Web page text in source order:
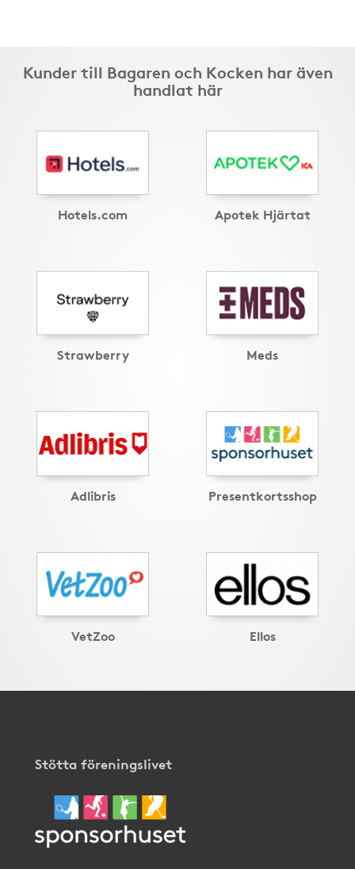
Kunder till Bagaren och Kocken har även
handlat här
Hotels.com Apotek Hjärtat
Strawberry Meds
Adlibris Presentkortsshop
VetZoo Ellos
Stötta föreningslivet